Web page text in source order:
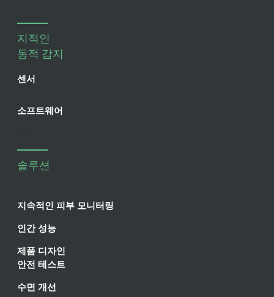
지적인
동적 감지
센서
소프트웨어
솔루션
지속적인 피부 모니터링
인간 성능
제품 디자인
안전 테스트
수면 개선